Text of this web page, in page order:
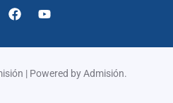
| Powered by Admisión.